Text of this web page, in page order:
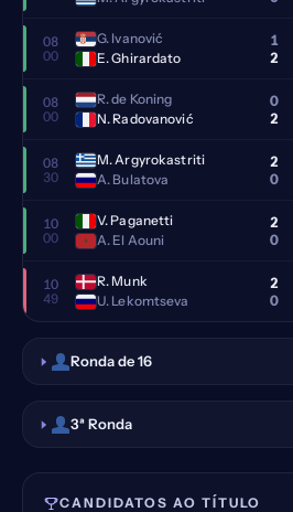
08
00
G. Ivanović
E. Ghirardato
1
2
08
00
R. de Koning
N. Radovanović
0
2
08
30
M. Argyrokastriti
A. Bulatova
2
0
10
00
V. Paganetti
A. El Aouni
2
0
10
49
R. Munk
U. Lekomtseva
2
0
Ronda de 16
3ª Ronda
CANDIDATOS AO TÍTULO